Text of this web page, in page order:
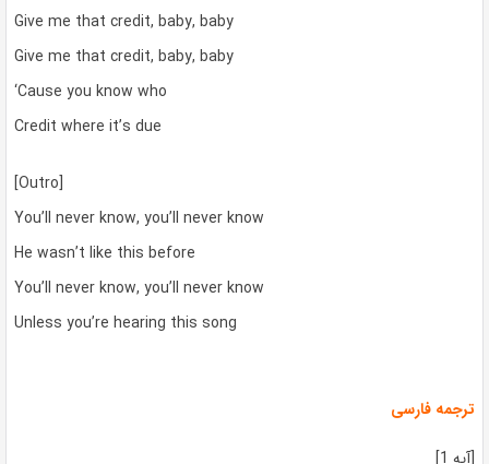
Give me that credit, baby, baby
Give me that credit, baby, baby
‘Cause you know who
Credit where it’s due
[Outro]
You’ll never know, you’ll never know
He wasn’t like this before
You’ll never know, you’ll never know
Unless you’re hearing this song
ترجمه فارسی
[آیه 1]